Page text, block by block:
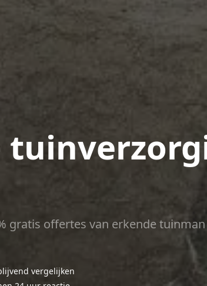
gratis offertes van erkende
vergelijken